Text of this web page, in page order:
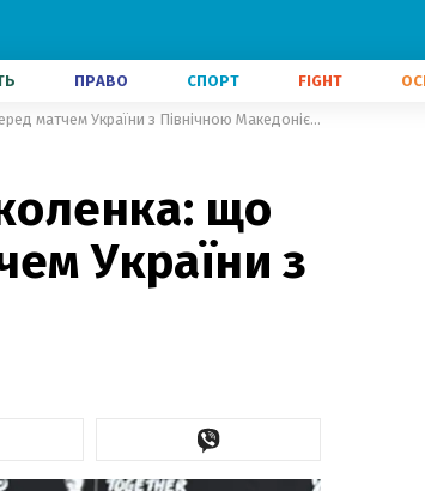
ПРАВО СПОРТ FIGHT
Статус фаворита і стан Миколенка: що говорив Ребров перед матчем України з Північною Македонією
що
України з